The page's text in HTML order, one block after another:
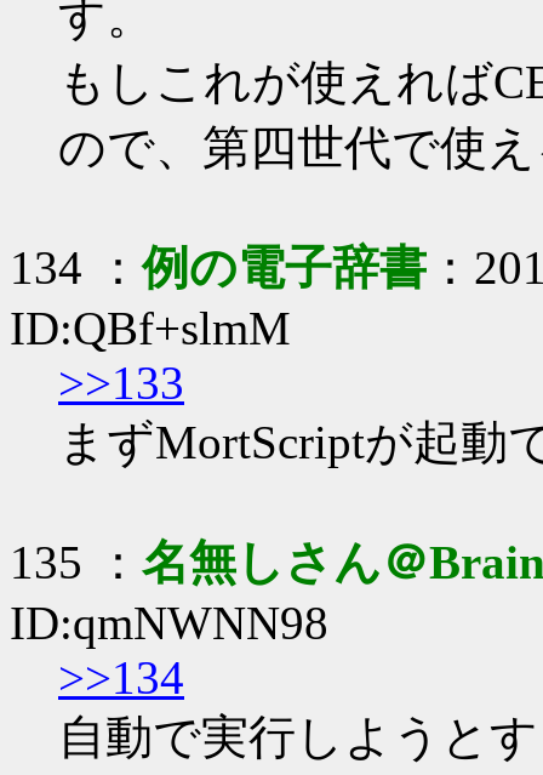
す。
もしこれが使えれば
ので、第四世代で使
134 ：例の電子辞書 ：
ID:QBf+slmM
>>133
まずMortScriptが起動
135 ： 名無しさん＠
ID:qmNWNN98
>>134
自動で実行しようと